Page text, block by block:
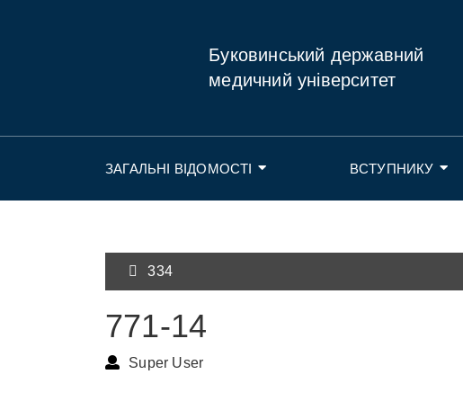
Буковинський державний
медичний університет
ЗАГАЛЬНІ ВІДОМОСТІ ВСТУПНИКУ
334
771-14
Super User